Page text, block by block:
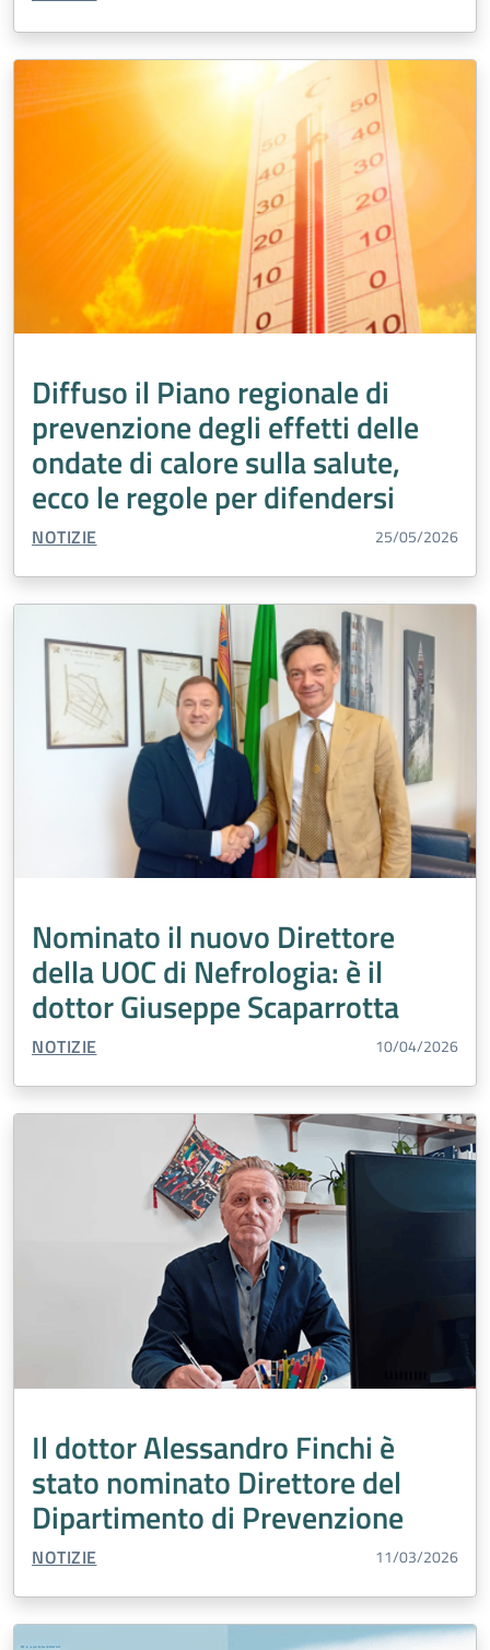
Diffuso il Piano regionale di
prevenzione degli effetti delle
ondate di calore sulla salute,
ecco le regole per difendersi
TIPO CONTENUTO:
NOTIZIE 25/05/2026
Nominato il nuovo Direttore
della UOC di Nefrologia: è il
dottor Giuseppe Scaparrotta
TIPO CONTENUTO:
NOTIZIE 10/04/2026
Il dottor Alessandro Finchi è
stato nominato Direttore del
Dipartimento di Prevenzione
TIPO CONTENUTO:
NOTIZIE 11/03/2026